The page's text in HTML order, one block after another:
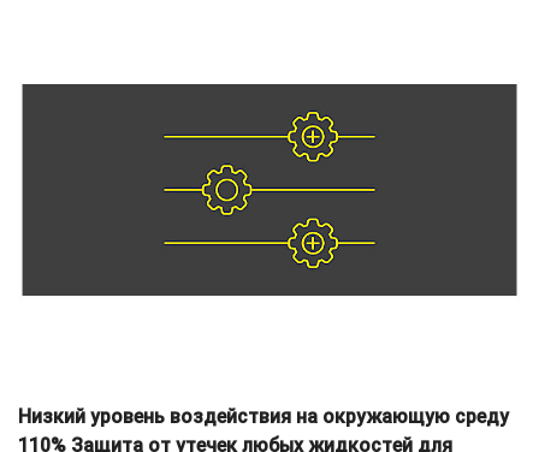
Низкий уровень воздействия на окружающую среду
110% Защита от утечек любых жидкостей для